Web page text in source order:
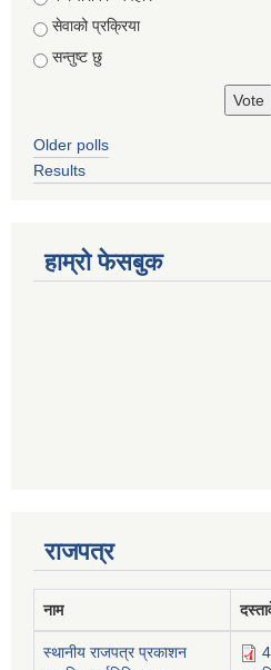
सेवाको प्रक्रिया
सन्तुष्ट छु
Older polls
Results
हाम्रो फेसबुक
राजपत्र
नाम
स्थानीय राजपत्र प्रकाशन